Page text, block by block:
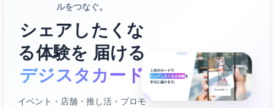
ルをつなぐ。
シェアしたくな
る体験を 届ける
デジスタカード
イベント・店舗・推し活・プロモ